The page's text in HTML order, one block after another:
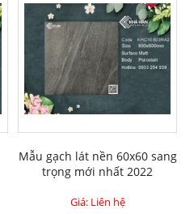
Mẫu gạch lát nền 60x60 sang
trọng mới nhất 2022
Giá: Liên hệ